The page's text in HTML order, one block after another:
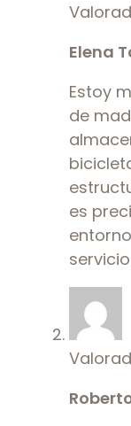
Elena
Estoy
de
es